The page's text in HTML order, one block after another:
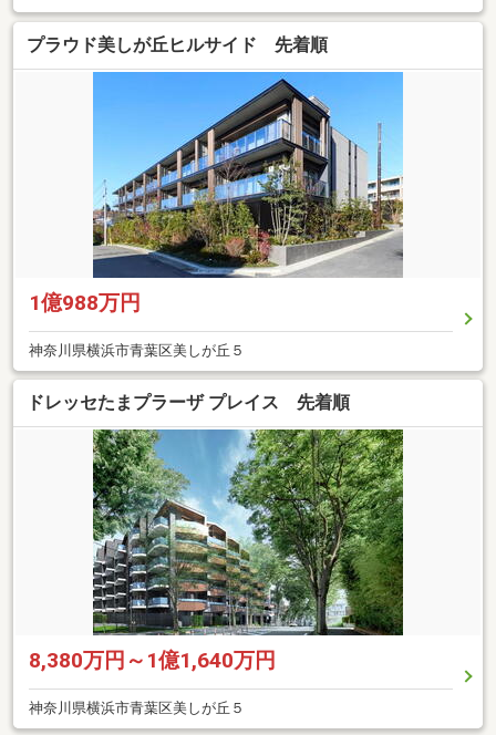
プラウド美しが丘ヒルサイド 先着順
1億988万円
神奈川県横浜市青葉区美しが丘５
ドレッセたまプラーザ プレイス 先着順
8,380万円～1億1,640万円
神奈川県横浜市青葉区美しが丘５